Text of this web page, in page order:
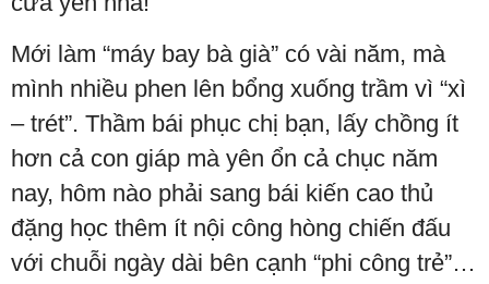
Mới làm “máy bay bà già” có vài năm, mà
mình nhiều phen lên bổng xuống trầm vì “xì
– trét”. Thầm bái phục chị bạn, lấy chồng ít
hơn cả con giáp mà yên ổn cả chục năm
nay, hôm nào phải sang bái kiến cao thủ
đặng học thêm ít nội công hòng chiến đấu
với chuỗi ngày dài bên cạnh “phi công trẻ”…